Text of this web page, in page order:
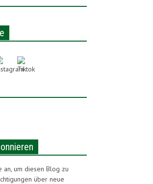
an, um diesen Blog zu
über neue